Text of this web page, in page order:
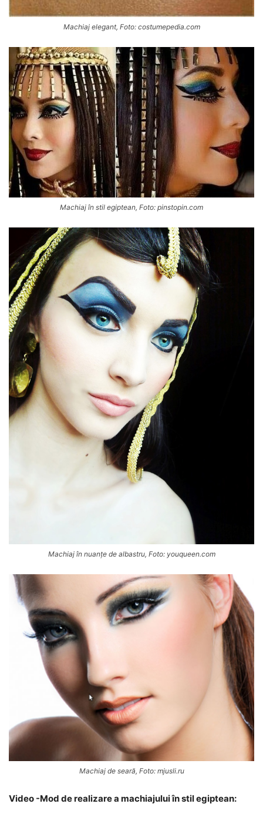
Machiaj elegant, Foto: costumepedia.com
Machiaj în stil egiptean, Foto: pinstopin.com
Machiaj în nuanțe de albastru, Foto: youqueen.com
Machiaj de seară, Foto: mjusli.ru
Video -Mod de realizare a machiajului în stil egiptean: